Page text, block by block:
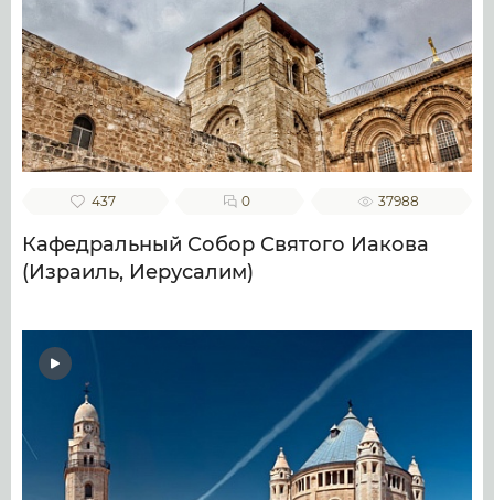
437 0 37988
Кафедральный Собор Святого Иакова
(Израиль, Иерусалим)